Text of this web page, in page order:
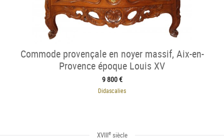
Commode provençale en noyer massif, Aix-en-
Provence époque Louis XV
9 800 €
Didascalies
XVIIIesiècle